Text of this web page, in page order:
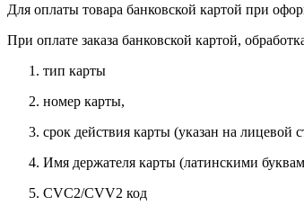
Для оплаты товара банковской картой при
При оплате заказа банковской картой,
тип карты
номер карты,
срок действия карты (указан на лицевой
Имя держателя карты (латинскими
CVC2/CVV2 код